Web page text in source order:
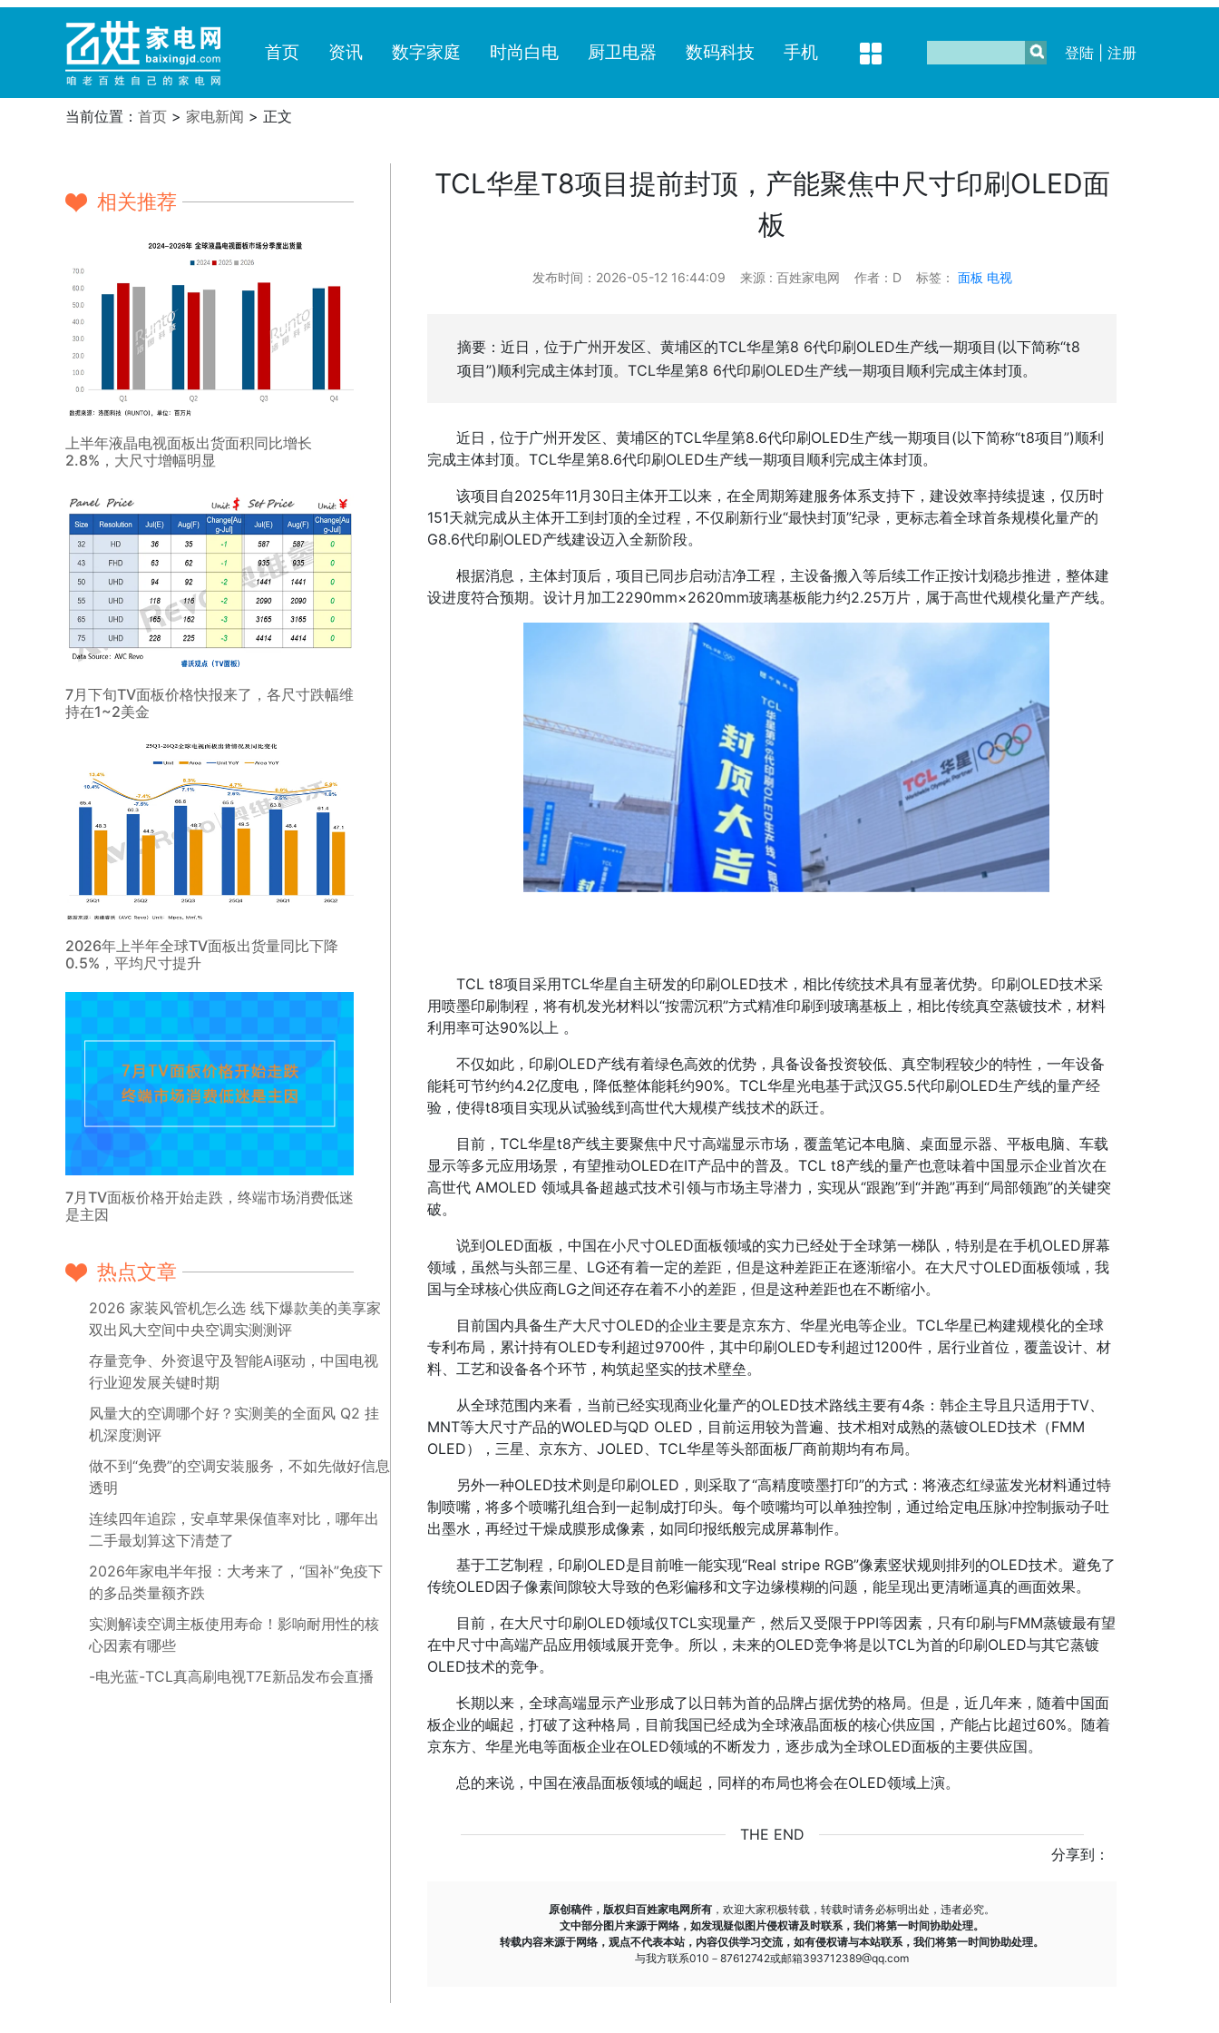
首页 资讯 数字家庭 时尚白电 厨卫电器 数码科技 手机 登陆| 注册
当前位置： 首页 > 家电新闻 > 正文
相关推荐
上半年液晶电视面板出货面积同比增长
2.8%，大尺寸增幅明显
7月下旬TV面板价格快报来了，各尺寸跌幅维
持在1~2美金
2026年上半年全球TV面板出货量同比下降
0.5%，平均尺寸提升
7月TV面板价格开始走跌，终端市场消费低迷
是主因
热点文章
2026 家装风管机怎么选 线下爆款美的美享家
双出风大空间中央空调实测测评
存量竞争、外资退守及智能Ai驱动，中国电视
行业迎发展关键时期
风量大的空调哪个好？实测美的全面风 Q2 挂
机深度测评
做不到“免费”的空调安装服务，不如先做好信息
透明
连续四年追踪，安卓苹果保值率对比，哪年出
二手最划算这下清楚了
2026年家电半年报：大考来了，“国补”免疫下
的多品类量额齐跌
实测解读空调主板使用寿命！影响耐用性的核
心因素有哪些
-电光蓝-TCL真高刷电视T7E新品发布会直播
TCL华星T8项目提前封顶，产能聚焦中尺寸印刷OLED面
板
发布时间：2026-05-12 16:44:09 来源 : 百姓家电网 作者：D 标签： 面板 电视
摘要：近日，位于广州开发区、黄埔区的TCL华星第8 6代印刷OLED生产线一期项目(以下简称“t8
项目”)顺利完成主体封顶。TCL华星第8 6代印刷OLED生产线一期项目顺利完成主体封顶。
近日，位于广州开发区、黄埔区的TCL华星第8.6代印刷OLED生产线一期项目(以下简称“t8项目”)顺利
完成主体封顶。TCL华星第8.6代印刷OLED生产线一期项目顺利完成主体封顶。
该项目自2025年11月30日主体开工以来，在全周期筹建服务体系支持下，建设效率持续提速，仅历时
151天就完成从主体开工到封顶的全过程，不仅刷新行业“最快封顶”纪录，更标志着全球首条规模化量产的
G8.6代印刷OLED产线建设迈入全新阶段。
根据消息，主体封顶后，项目已同步启动洁净工程，主设备搬入等后续工作正按计划稳步推进，整体建
设进度符合预期。设计月加工2290mm×2620mm玻璃基板能力约2.25万片，属于高世代规模化量产产线。
TCL t8项目采用TCL华星自主研发的印刷OLED技术，相比传统技术具有显著优势。‌印刷OLED技术‌采
用喷墨印刷制程，将有机发光材料以“按需沉积”方式精准印刷到玻璃基板上，相比传统真空蒸镀技术，材料
利用率可达90%以上 。
‌不仅如此，印刷OLED产线有着绿色高效的优势，具备设备投资较低、真空制程较少的特性，一年设备
能耗可节约约4.2亿度电，降低整体能耗约90%。TCL华星光电基于武汉G5.5代印刷OLED生产线的量产经
验，使得t8项目实现从试验线到高世代大规模产线技术的跃迁。
‌目前，TCL华星t8产线主要聚焦中尺寸高端显示市场，覆盖笔记本电脑、桌面显示器、平板电脑、车载
显示等多元应用场景，有望推动OLED在IT产品中的普及。TCL t8产线的量产也意味着中国显示企业首次在
高世代 AMOLED 领域具备超越式技术引领与市场主导潜力，实现从“跟跑”到“并跑”再到“局部领跑”的关键突
破。
说到OLED面板，中国在小尺寸OLED面板领域的实力已经处于全球第一梯队，特别是在手机OLED屏幕
领域，虽然与头部三星、LG还有着一定的差距，但是这种差距正在逐渐缩小。在大尺寸OLED面板领域，我
国与全球核心供应商LG之间还存在着不小的差距，但是这种差距也在不断缩小。
目前国内具备生产大尺寸OLED的企业主要是京东方、华星光电等企业。TCL华星已构建规模化的全球
专利布局，累计持有OLED专利超过9700件，其中印刷OLED专利超过1200件，居行业首位，覆盖设计、材
料、工艺和设备各个环节，构筑起坚实的技术壁垒。
从全球范围内来看，当前已经实现商业化量产的OLED技术路线主要有4条：韩企主导且只适用于TV、
MNT等大尺寸产品的WOLED与QD OLED，目前运用较为普遍、技术相对成熟的蒸镀OLED技术（FMM
OLED），三星、京东方、JOLED、TCL华星等头部面板厂商前期均有布局。
另外一种OLED技术则是印刷OLED，则采取了“高精度喷墨打印”的方式：将液态红绿蓝发光材料通过特
制喷嘴，将多个喷嘴孔组合到一起制成打印头。每个喷嘴均可以单独控制，通过给定电压脉冲控制振动子吐
出墨水，再经过干燥成膜形成像素，如同印报纸般完成屏幕制作。
基于工艺制程，印刷OLED是目前唯一能实现“Real stripe RGB”像素竖状规则排列的OLED技术。避免了
传统OLED因子像素间隙较大导致的色彩偏移和文字边缘模糊的问题，能呈现出更清晰逼真的画面效果。
目前，在大尺寸印刷OLED领域仅TCL实现量产，然后又受限于PPI等因素，只有印刷与FMM蒸镀最有望
在中尺寸中高端产品应用领域展开竞争。所以，未来的OLED竞争将是以TCL为首的印刷OLED与其它蒸镀
OLED技术的竞争。
长期以来，全球高端显示产业形成了以日韩为首的品牌占据优势的格局。但是，近几年来，随着中国面
板企业的崛起，打破了这种格局，目前我国已经成为全球液晶面板的核心供应国，产能占比超过60%。随着
京东方、华星光电等面板企业在OLED领域的不断发力，逐步成为全球OLED面板的主要供应国。
总的来说，中国在液晶面板领域的崛起，同样的布局也将会在OLED领域上演。
THE END
分享到：
原创稿件，版权归百姓家电网所有 ，欢迎大家积极转载，转载时请务必标明出处，违者必究。
文中部分图片来源于网络，如发现疑似图片侵权请及时联系，我们将第一时间协助处理。
转载内容来源于网络，观点不代表本站，内容仅供学习交流，如有侵权请与本站联系，我们将第一时间协助处理。
与我方联系010－87612742或邮箱393712389@qq.com